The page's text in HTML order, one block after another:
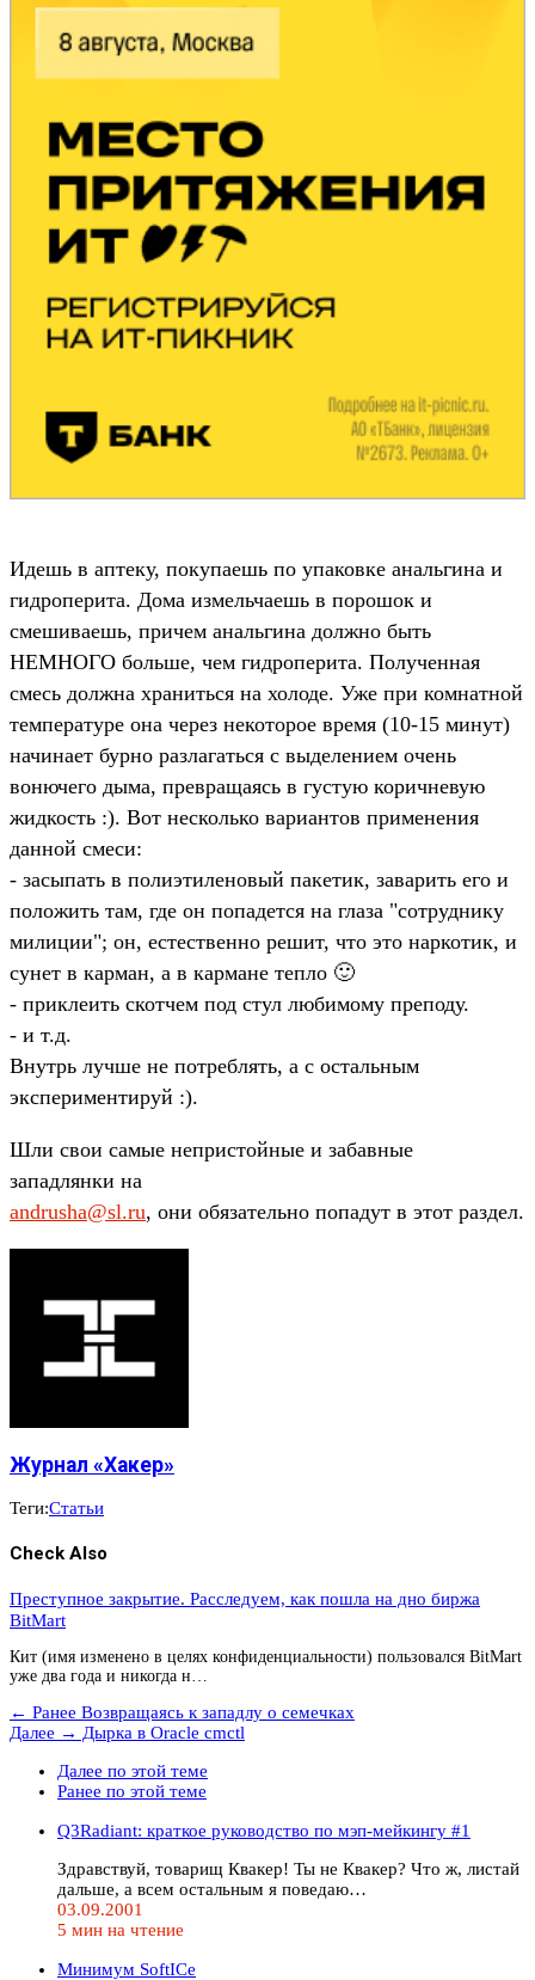
Идешь в аптеку, покупаешь по упаковке анальгина и
гидроперита. Дома измельчаешь в порошок и
смешиваешь, причем анальгина должно быть
НЕМНОГО больше, чем гидроперита. Полученная
смесь должна храниться на холоде. Уже при комнатной
температуре она через некоторое время (10-15 минут)
начинает бурно разлагаться с выделением очень
вонючего дыма, превращаясь в густую коричневую
жидкость :). Вот несколько вариантов применения
данной смеси:
- засыпать в полиэтиленовый пакетик, заварить его и
положить там, где он попадется на глаза "сотруднику
милиции"; он, естественно решит, что это наркотик, и
сунет в карман, а в кармане тепло 🙂
- приклеить скотчем под стул любимому преподу.
- и т.д.
Внутрь лучше не потреблять, а с остальным
экспериментируй :).
Шли свои самые непристойные и забавные
западлянки на
andrusha@sl.ru, они обязательно попадут в этот раздел.
Журнал «Хакер»
Теги:Статьи
Check Also
Преступное закрытие. Расследуем, как пошла на дно биржа
BitMart
Кит (имя изменено в целях конфиденциальности) пользовался BitMart
уже два года и никогда н…
← Ранее Возвращаясь к западлу о семечках
Далее → Дырка в Oracle cmctl
Далее по этой теме
Ранее по этой теме
Q3Radiant: краткое руководство по мэп-мейкингу #1
Здравствуй, товарищ Квакер! Ты не Квакер? Что ж, листай
дальше, а всем остальным я поведаю…
03.09.2001
5 мин на чтение
Минимум SoftICe